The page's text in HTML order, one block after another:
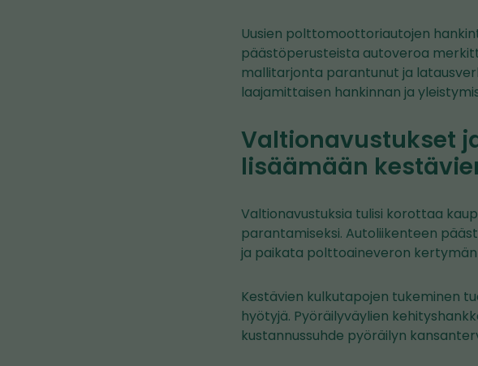
Uusien polttomoottoriautojen
päästöperusteista autoveroa
mallitarjonta parantunut ja
laajamittaisen hankinnan ja
Valtionavustukset
lisäämään
Valtionavustuksia tulisi korottaa
parantamiseksi. Autoliikenteen
ja paikata polttoaineveron
Kestävien kulkutapojen tukeminen
hyötyjä. Pyöräilyväylien
kustannussuhde pyöräilyn